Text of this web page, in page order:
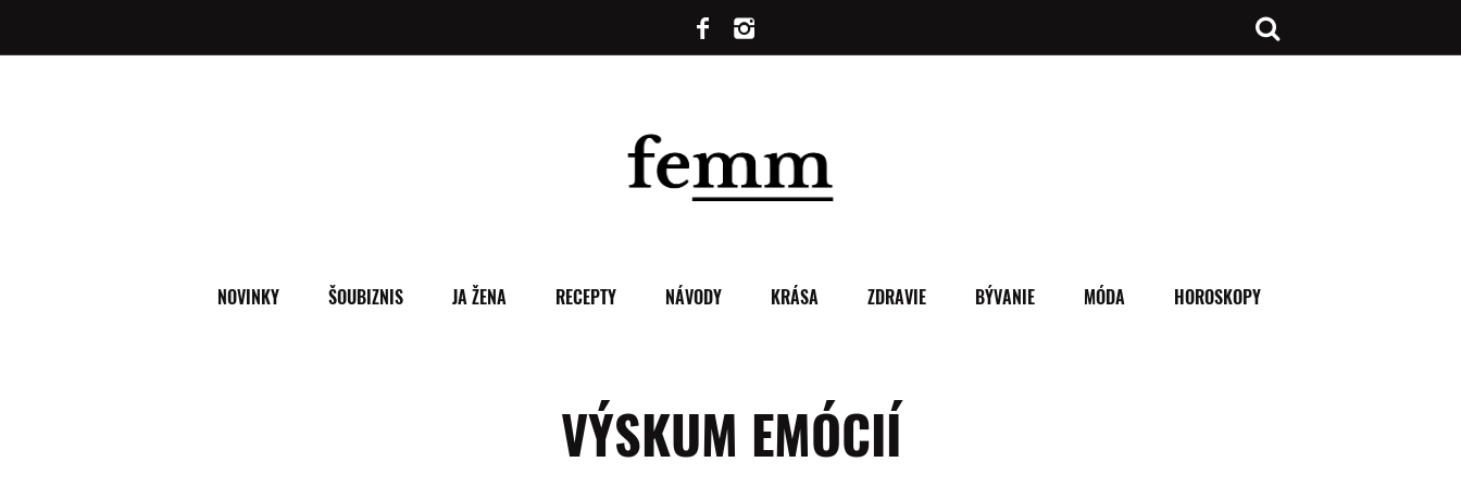
NOVINKY ŠOUBIZNIS JA ŽENA RECEPTY NÁVODY KRÁSA ZDRAVIE BÝVANIE MÓDA HOROSKOPY
VÝSKUM EMÓCIÍ